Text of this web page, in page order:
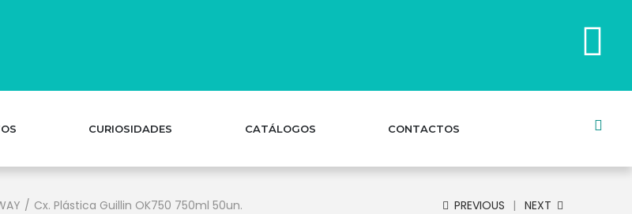
CURIOSIDADES CATÁLOGOS CONTACTOS
/ Cx. Plástica Guillin OK750 750ml 50un. PREVIOUS NEXT